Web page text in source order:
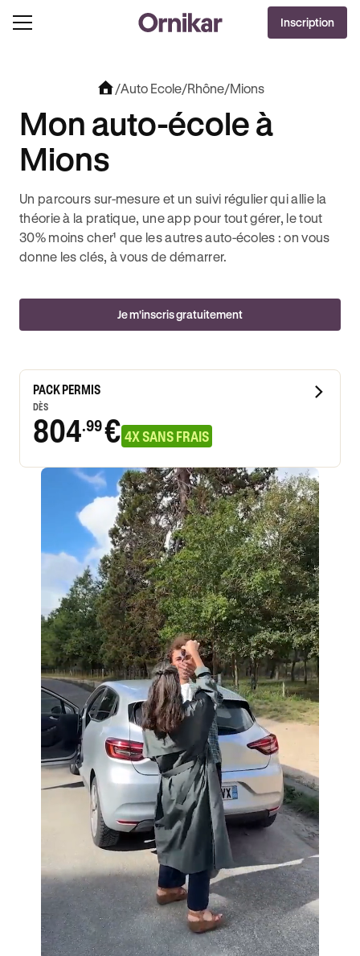
OFFRE EXCLUSIVE
OFFERTS AVEC REVOLUT + 3 MOIS DEEZER PREMIUM OFFERTS* !J'EN PROFITE !
Inscription
/Auto Ecole/Rhône/Mions
Mon auto-école à
Mions
Un parcours sur-mesure et un suivi régulier qui allie la
théorie à la pratique, une app pour tout gérer, le tout
30% moins cher¹ que les autres auto-écoles : on vous
donne les clés, à vous de démarrer.
Je m'inscris gratuitement
PACK PERMIS
DÈS
804.99€ 4X SANS FRAIS